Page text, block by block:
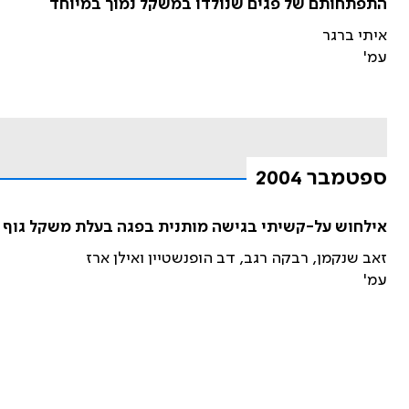
התפתחותם של פגים שנולדו במשקל נמוך במיוחד
איתי ברגר
עמ'
ספטמבר 2004
אילחוש על-קשיתי בגישה מותנית בפגה בעלת משקל גוף
זאב שנקמן, רבקה רגב, דב הופנשטיין ואילן ארז
עמ'